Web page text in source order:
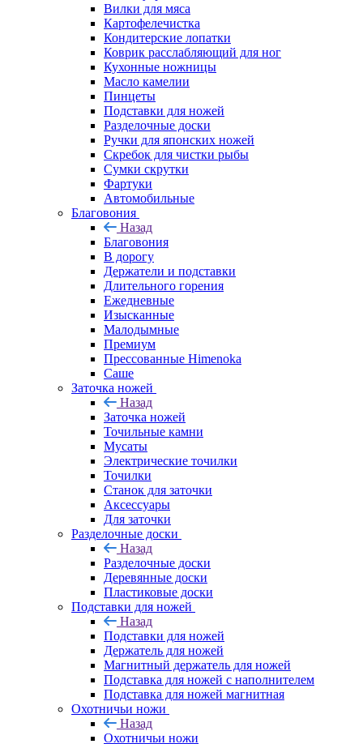
Вилки для мяса
Картофелечистка
Кондитерские лопатки
Коврик расслабляющий для ног
Кухонные ножницы
Масло камелии
Пинцеты
Подставки для ножей
Разделочные доски
Ручки для японских ножей
Скребок для чистки рыбы
Сумки скрутки
Фартуки
Автомобильные
Благовония
Назад
Благовония
В дорогу
Держатели и подставки
Длительного горения
Ежедневные
Изысканные
Малодымные
Премиум
Прессованные Himenoka
Саше
Заточка ножей
Назад
Заточка ножей
Точильные камни
Мусаты
Электрические точилки
Точилки
Станок для заточки
Аксессуары
Для заточки
Разделочные доски
Назад
Разделочные доски
Деревянные доски
Пластиковые доски
Подставки для ножей
Назад
Подставки для ножей
Держатель для ножей
Магнитный держатель для ножей
Подставка для ножей с наполнителем
Подставка для ножей магнитная
Охотничьи ножи
Назад
Охотничьи ножи